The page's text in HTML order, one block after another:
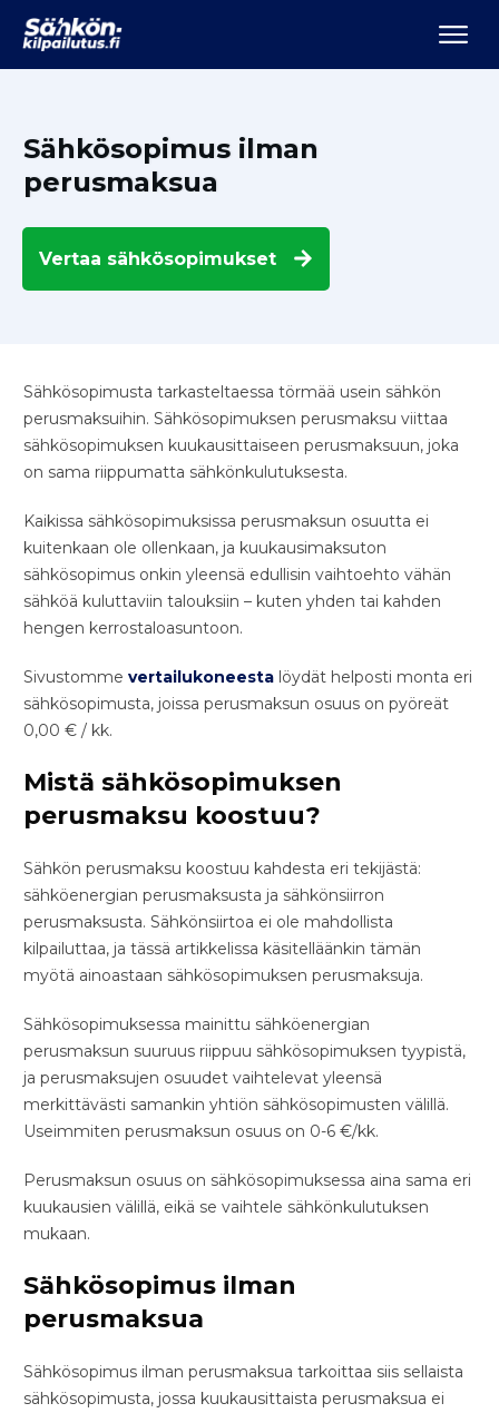
Sähkösopimus ilman
perusmaksua
Vertaa sähkösopimukset
Sähkösopimusta tarkasteltaessa törmää usein sähkön
perusmaksuihin. Sähkösopimuksen perusmaksu viittaa
sähkösopimuksen kuukausittaiseen perusmaksuun, joka
on sama riippumatta sähkönkulutuksesta.
Kaikissa sähkösopimuksissa perusmaksun osuutta ei
kuitenkaan ole ollenkaan, ja kuukausimaksuton
sähkösopimus onkin yleensä edullisin vaihtoehto vähän
sähköä kuluttaviin talouksiin – kuten yhden tai kahden
hengen kerrostaloasuntoon.
Sivustomme vertailukoneesta löydät helposti monta eri
sähkösopimusta, joissa perusmaksun osuus on pyöreät
0,00 € / kk.
Mistä sähkösopimuksen
perusmaksu koostuu?
Sähkön perusmaksu koostuu kahdesta eri tekijästä:
sähköenergian perusmaksusta ja sähkönsiirron
perusmaksusta. Sähkönsiirtoa ei ole mahdollista
kilpailuttaa, ja tässä artikkelissa käsitelläänkin tämän
myötä ainoastaan sähkösopimuksen perusmaksuja.
Sähkösopimuksessa mainittu sähköenergian
perusmaksun suuruus riippuu sähkösopimuksen tyypistä,
ja perusmaksujen osuudet vaihtelevat yleensä
merkittävästi samankin yhtiön sähkösopimusten välillä.
Useimmiten perusmaksun osuus on 0-6 €/kk.
Perusmaksun osuus on sähkösopimuksessa aina sama eri
kuukausien välillä, eikä se vaihtele sähkönkulutuksen
mukaan.
Sähkösopimus ilman
perusmaksua
Sähkösopimus ilman perusmaksua tarkoittaa siis sellaista
sähkösopimusta, jossa kuukausittaista perusmaksua ei